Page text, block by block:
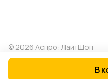
В
© 2026 Аспро: ЛайтШоп